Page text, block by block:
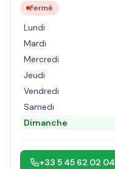
Fermé
Lundi
Mardi
Mercredi
Jeudi
Vendredi
Samedi
Dimanche
+33 5 45 62 02 04